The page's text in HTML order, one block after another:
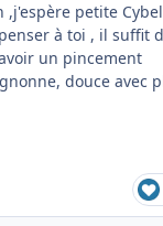
,j'espère petite
à toi , il suffit
un pincement
douce avec